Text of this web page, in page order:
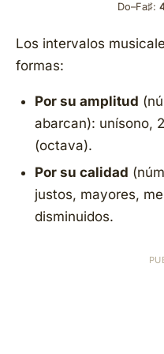
Do–Fa♯:
Los intervalos
formas:
Por su amplitud
abarcan): unísono,
(octava).
Por su calidad
justos, mayores,
disminuidos.